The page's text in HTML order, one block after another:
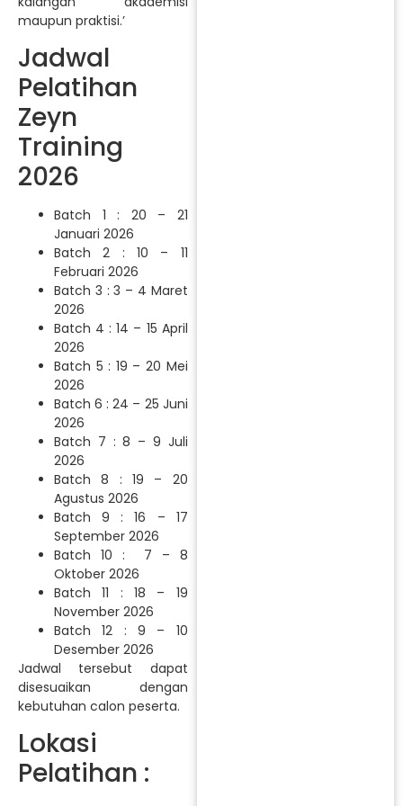
maupun praktisi.’
Jadwal
Pelatihan
Zeyn
Training
2026
Batch 1 : 20 – 21
Januari 2026
Batch 2 : 10 – 11
Februari 2026
Batch 3 : 3 – 4 Maret
2026
Batch 4 : 14 – 15 April
2026
Batch 5 : 19 – 20 Mei
2026
Batch 6 : 24 – 25 Juni
2026
Batch 7 : 8 – 9 Juli
2026
Batch 8 : 19 – 20
Agustus 2026
Batch 9 : 16 – 17
September 2026
Batch 10 : 7 – 8
Oktober 2026
Batch 11 : 18 – 19
November 2026
Batch 12 : 9 – 10
Desember 2026
Jadwal tersebut dapat
disesuaikan dengan
kebutuhan calon peserta.
Lokasi
Pelatihan :